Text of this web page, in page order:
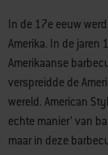
In de 17e eeuw
Amerika. In de jaren
Amerikaanse
verspreidde de
wereld. American
echte manier’ van